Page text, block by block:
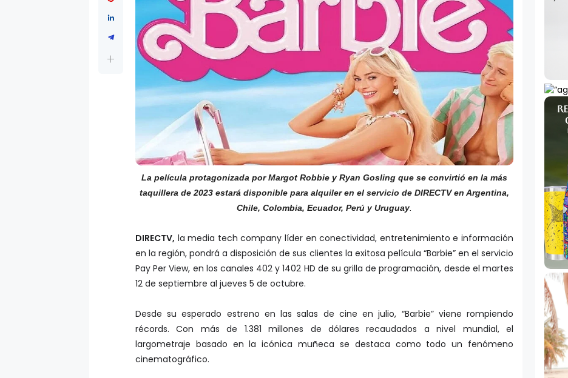
La película protagonizada por Margot Robbie y Ryan Gosling que se convirtió en la más
taquillera de 2023 estará disponible para alquiler en el servicio de DIRECTV en Argentina,
Chile, Colombia, Ecuador, Perú y Uruguay.
DIRECTV, la media tech company líder en conectividad, entretenimiento e información
en la región, pondrá a disposición de sus clientes la exitosa película “Barbie” en el servicio
Pay Per View, en los canales 402 y 1402 HD de su grilla de programación, desde el martes
12 de septiembre al jueves 5 de octubre.
Desde su esperado estreno en las salas de cine en julio, “Barbie” viene rompiendo
récords. Con más de 1.381 millones de dólares recaudados a nivel mundial, el
largometraje basado en la icónica muñeca se destaca como todo un fenómeno
cinematográfico.